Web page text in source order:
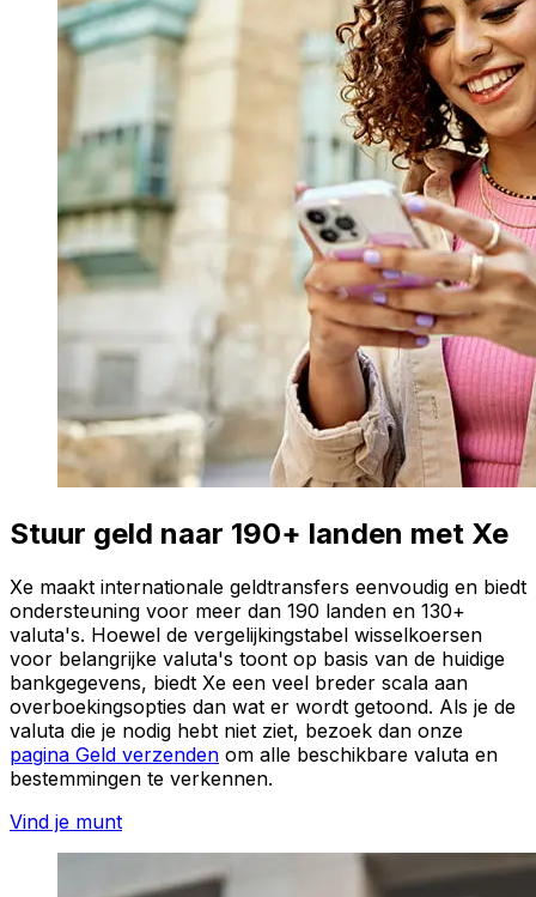
Stuur geld naar 190+ landen met Xe
Xe maakt internationale geldtransfers eenvoudig en biedt
ondersteuning voor meer dan 190 landen en 130+
valuta's. Hoewel de vergelijkingstabel wisselkoersen
voor belangrijke valuta's toont op basis van de huidige
bankgegevens, biedt Xe een veel breder scala aan
overboekingsopties dan wat er wordt getoond. Als je de
valuta die je nodig hebt niet ziet, bezoek dan onze
pagina Geld verzenden om alle beschikbare valuta en
bestemmingen te verkennen.
Vind je munt